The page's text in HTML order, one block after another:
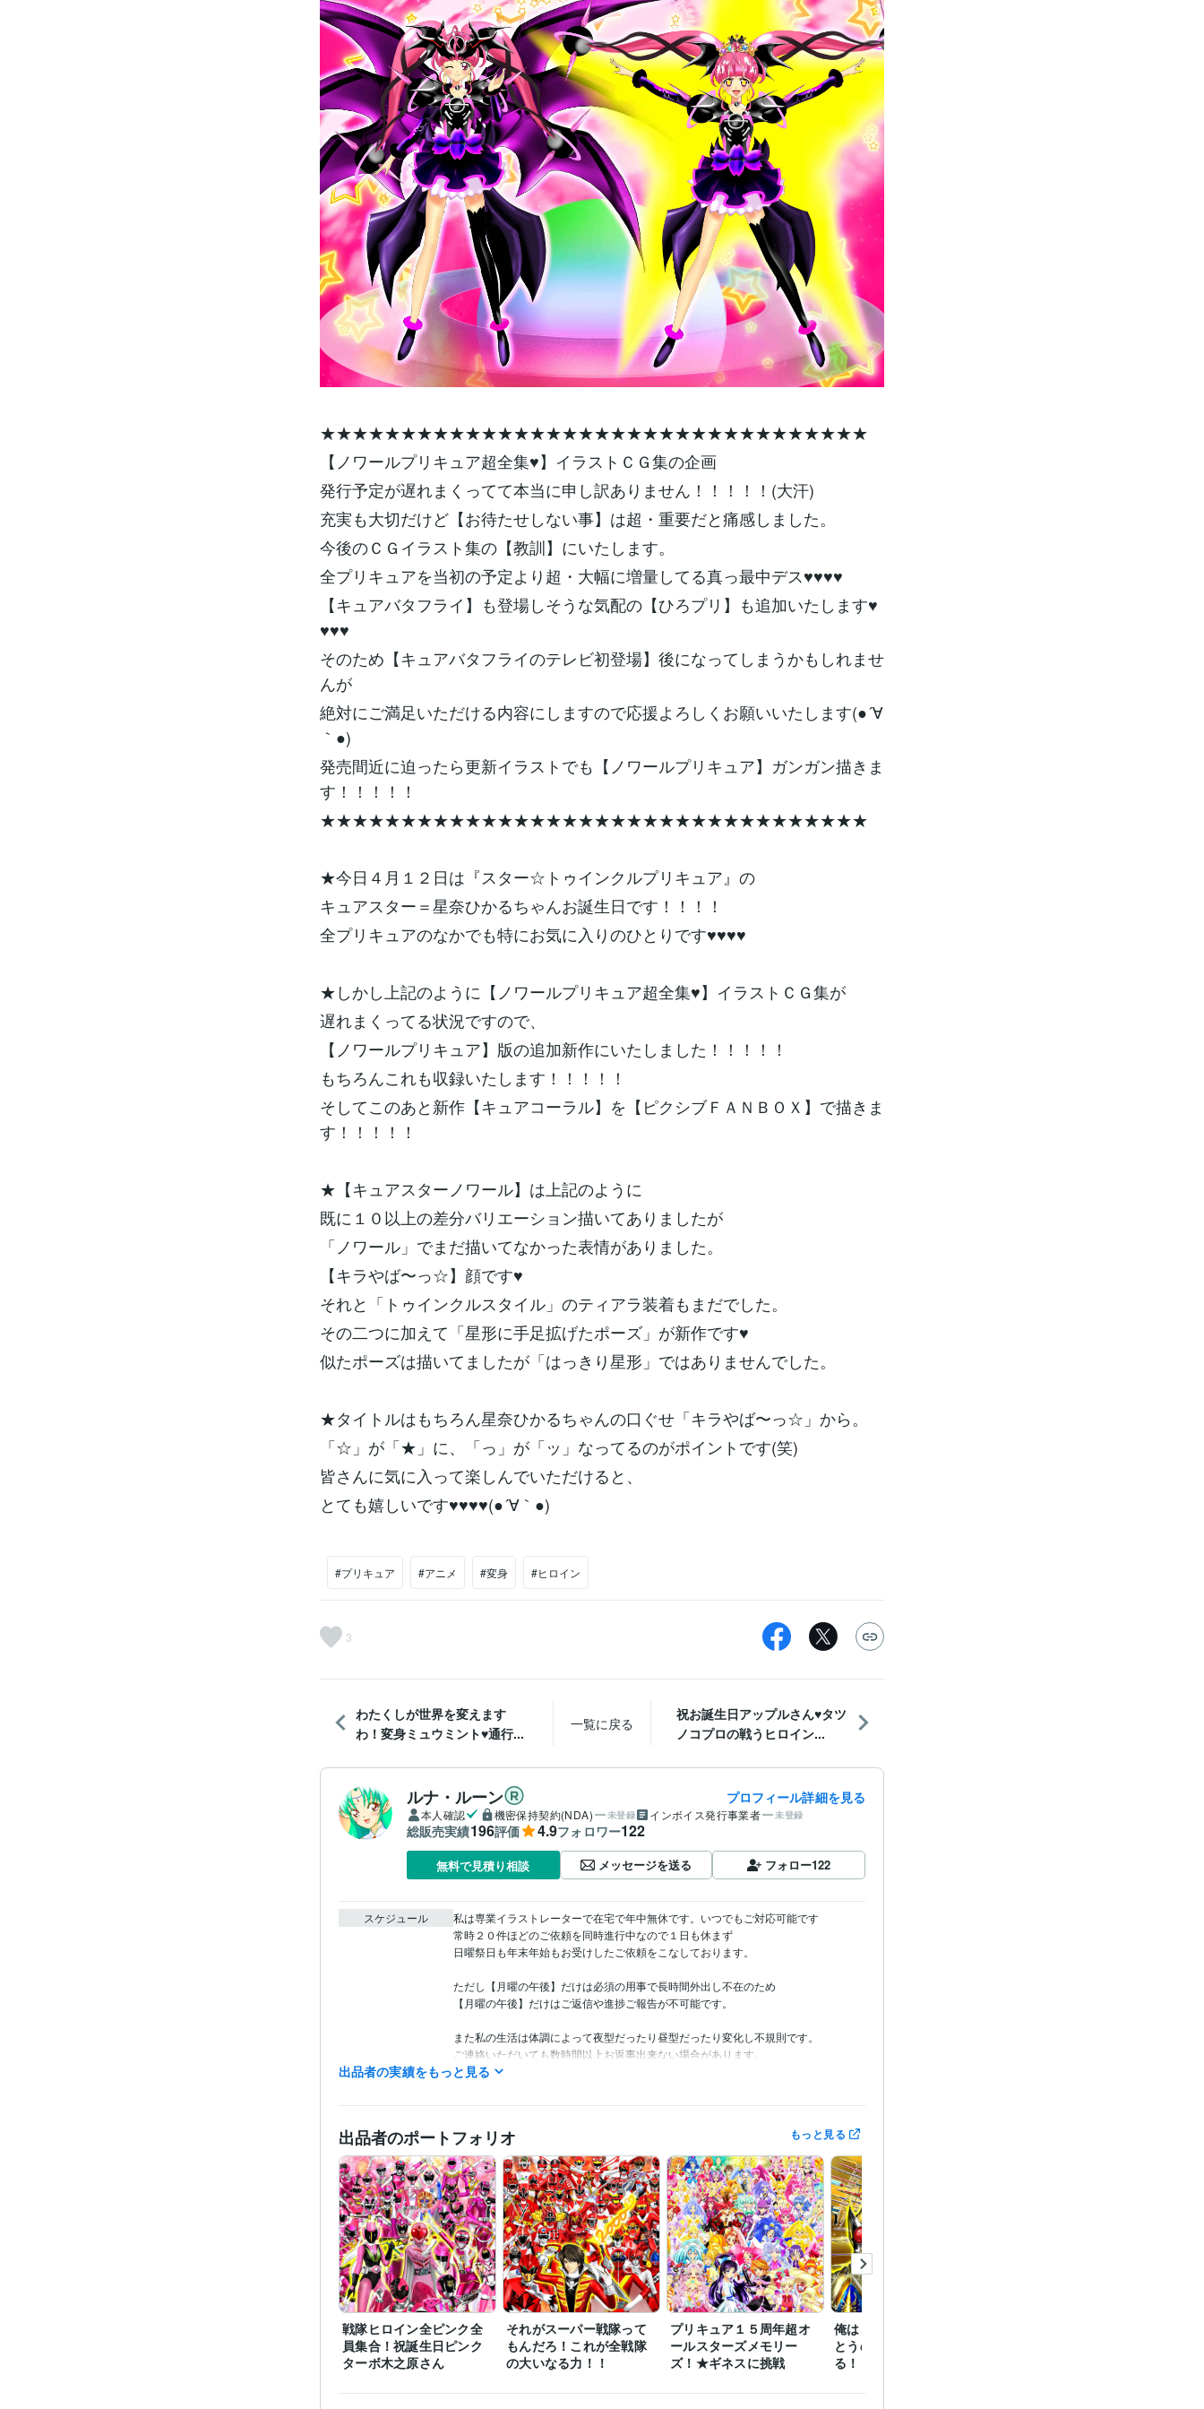
★★★★★★★★★★★★★★★★★★★★★★★★★★★★★★★★★★
【ノワールプリキュア超全集♥】イラストＣＧ集の企画
発行予定が遅れまくってて本当に申し訳ありません！！！！！(大汗)
充実も大切だけど【お待たせしない事】は超・重要だと痛感しました。
今後のＣＧイラスト集の【教訓】にいたします。
全プリキュアを当初の予定より超・大幅に増量してる真っ最中デス♥♥♥♥
【キュアバタフライ】も登場しそうな気配の【ひろプリ】も追加いたします♥
♥♥♥
そのため【キュアバタフライのテレビ初登場】後になってしまうかもしれませ
んが
絶対にご満足いただける内容にしますので応援よろしくお願いいたします(●´∀
｀●)
発売間近に迫ったら更新イラストでも【ノワールプリキュア】ガンガン描きま
す！！！！！
★★★★★★★★★★★★★★★★★★★★★★★★★★★★★★★★★★
★今日４月１２日は『スター☆トゥインクルプリキュア』の
キュアスター＝星奈ひかるちゃんお誕生日です！！！！
全プリキュアのなかでも特にお気に入りのひとりです♥♥♥♥
★しかし上記のように【ノワールプリキュア超全集♥】イラストＣＧ集が
遅れまくってる状況ですので、
【ノワールプリキュア】版の追加新作にいたしました！！！！！
もちろんこれも収録いたします！！！！！
そしてこのあと新作【キュアコーラル】を【ピクシブＦＡＮＢＯＸ】で描きま
す！！！！！
★【キュアスターノワール】は上記のように
既に１０以上の差分バリエーション描いてありましたが
「ノワール」でまだ描いてなかった表情がありました。
【キラやば〜っ☆】顔です♥
それと「トゥインクルスタイル」のティアラ装着もまだでした。
その二つに加えて「星形に手足拡げたポーズ」が新作です♥
似たポーズは描いてましたが「はっきり星形」ではありませんでした。
★タイトルはもちろん星奈ひかるちゃんの口ぐせ「キラやば〜っ☆」から。
「☆」が「★」に、「っ」が「ッ」なってるのがポイントです(笑)
皆さんに気に入って楽しんでいただけると、
とても嬉しいです♥♥♥♥(●´∀｀●)
#プリキュア #アニメ #変身 #ヒロイン
3
わたくしが世界を変えます
わ！変身ミュウミント♥通行...
一覧に戻る
祝お誕生日アップルさん♥タツ
ノコプロの戦うヒロイン...
ルナ・ルーン プロフィール詳細を見る
本人確認 機密保持契約(NDA) 未登録 インボイス発行事業者 未登録
総販売実績196評価 4.9フォロワー122
無料で見積り相談 メッセージを送る フォロー122
スケジュール
私は専業イラストレーターで在宅で年中無休です。いつでもご対応可能です
常時２０件ほどのご依頼を同時進行中なので１日も休まず
日曜祭日も年末年始もお受けしたご依頼をこなしております。
ただし【月曜の午後】だけは必須の用事で長時間外出し不在のため
【月曜の午後】だけはご返信や進捗ご報告が不可能です。
また私の生活は体調によって夜型だったり昼型だったり変化し不規則です。
ご連絡いただいても数時間以上お返事出来ない場合があります。
プログラミング言
語・フレームワーク
COBOL:1年
ビジネス・クリエイ
ティブツール
Adobe Photoshop:20年Filmora:5年Excel:10年PowerPoint:5年Word:5年
その他ツール コミックスタジオ:10年
得意分野 イラスト作成・漫画制作 イラスト　ロゴ　デザイン　動画　小説 イラスト　ロ
ゴ　デザイン　動画　小説
アニメ コミック 特撮 ゲーム
出品者の実績をもっと見る
出品者のポートフォリオ もっと見る
戦隊ヒロイン全ピンク全
員集合！祝誕生日ピンク
ターボ木之原さん
それがスーパー戦隊って
もんだろ！これが全戦隊
の大いなる力！！
プリキュア１５周年超オ
ールスターズメモリー
ズ！★ギネスに挑戦
俺はこの世の全てなど、
とうの昔に背負ってい
る！！